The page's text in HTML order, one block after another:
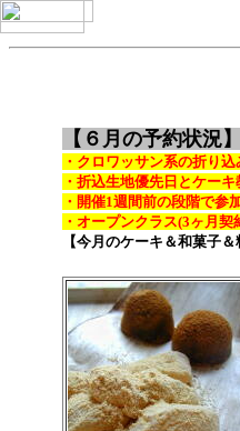
【６月の予約状況】
・クロワッサン系の折り
・折込生地優先日とケー
・開催1週間前の段階で参
・オープンクラス(3ヶ月契
【今月のケーキ＆和菓子＆